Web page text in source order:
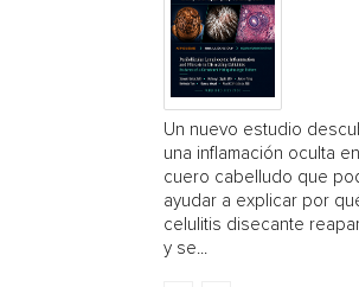
Un nuevo estudio
una inflamación oculta
cuero cabelludo que
ayudar a explicar por
celulitis disecante
y se...